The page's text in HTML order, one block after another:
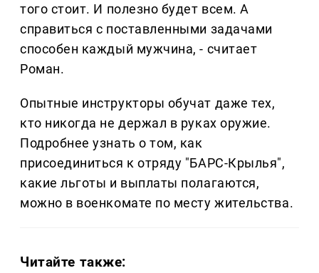
того стоит. И полезно будет всем. А
справиться с поставленными задачами
способен каждый мужчина, - считает
Роман.
Опытные инструкторы обучат даже тех,
кто никогда не держал в руках оружие.
Подробнее узнать о том, как
присоединиться к отряду "БАРС-Крылья",
какие льготы и выплаты полагаются,
можно в военкомате по месту жительства.
Читайте также: